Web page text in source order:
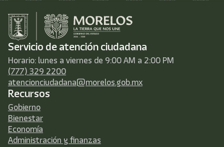
Servicio de atención ciudadana
Horario: lunes a viernes de 9:00 AM a 2:00 PM
(777) 329 2200
atencionciudadana@morelos.gob.mx
Recursos
Gobierno
Bienestar
Economía
Administración y finanzas